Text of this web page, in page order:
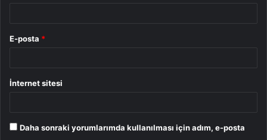
E-posta *
İnternet sitesi
Daha sonraki yorumlarımda kullanılması için adım, e-posta